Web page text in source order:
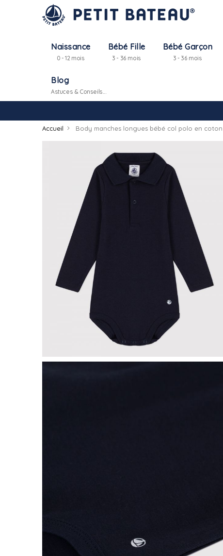
Naissance
0 - 12 mois
Bébé Fille
3 - 36 mois
Bébé Garçon
3 - 36 mois
Blog
Astuces & Conseils...
Accueil Body manches longues bébé col polo en coton